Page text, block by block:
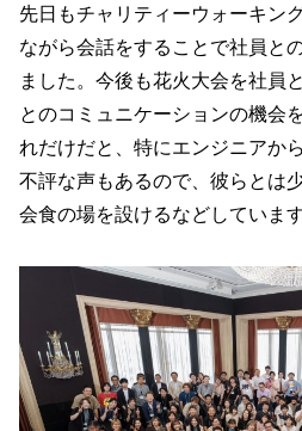
先日もチャリティーウォーキン
ながら会話をすることで社員と
ました。今後も花火大会を社員
とのコミュニケーションの機会
れだけだと、特にエンジニアか
不評な声もあるので、彼らとは
会食の場を設けるなどしています